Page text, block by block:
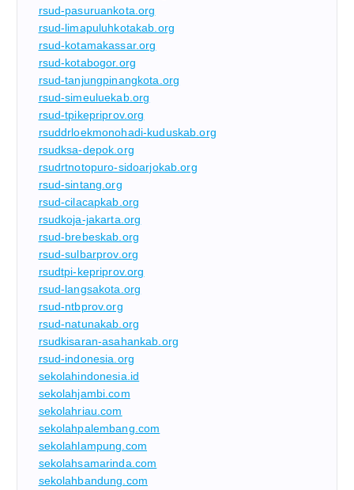
rsud-pasuruankota.org
rsud-limapuluhkotakab.org
rsud-kotamakassar.org
rsud-kotabogor.org
rsud-tanjungpinangkota.org
rsud-simeuluekab.org
rsud-tpikepriprov.org
rsuddrloekmonohadi-kuduskab.org
rsudksa-depok.org
rsudrtnotopuro-sidoarjokab.org
rsud-sintang.org
rsud-cilacapkab.org
rsudkoja-jakarta.org
rsud-brebeskab.org
rsud-sulbarprov.org
rsudtpi-kepriprov.org
rsud-langsakota.org
rsud-ntbprov.org
rsud-natunakab.org
rsudkisaran-asahankab.org
rsud-indonesia.org
sekolahindonesia.id
sekolahjambi.com
sekolahriau.com
sekolahpalembang.com
sekolahlampung.com
sekolahsamarinda.com
sekolahbandung.com